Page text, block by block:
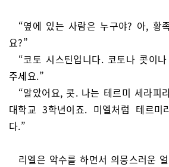
“옆에 있는 사람은 누구야? 아, 황
요?”
“코토 시스틴입니다. 코토나 콧이
주세요.”
“알았어요, 콧. 나는 테르미 세라피
대학교 3학년이죠. 미엘처럼 테르미
다.”
리엘은 악수를 하면서 의뭉스러운